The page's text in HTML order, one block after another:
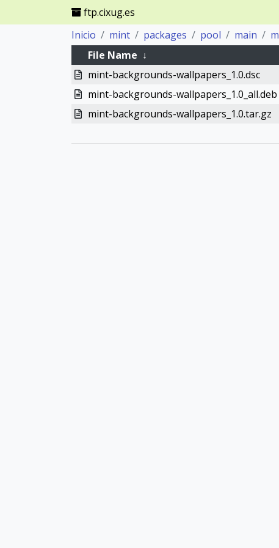
ftp.cixug.es
Inicio
mint packages pool main m
File Name ↓
mint-backgrounds-wallpapers_1.0.dsc
mint-backgrounds-wallpapers_1.0_all.deb
mint-backgrounds-wallpapers_1.0.tar.gz